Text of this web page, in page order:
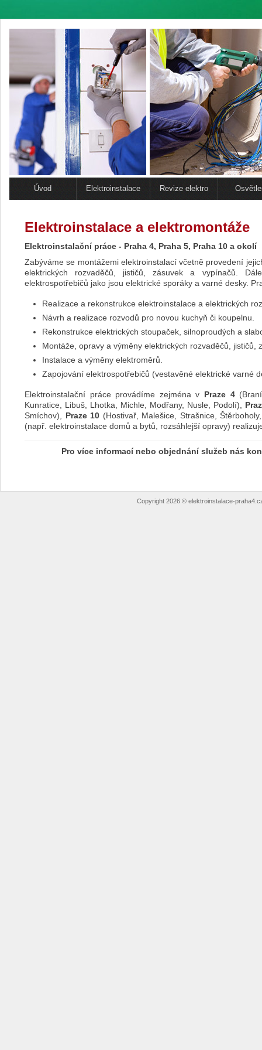
Úvod Elektroinstalace Revize elektro
Elektroinstalace a elektromontáže
Elektroinstalační práce - Praha 4, Praha 5, Praha 10 a okolí
Zabýváme se montážemi elektroinstalací včetně provedení
elektrických rozvaděčů, jističů, zásuvek a vypínačů.
elektrospotřebičů jako jsou elektrické sporáky a varné desky.
Realizace a rekonstrukce elektroinstalace a elektrických
Návrh a realizace rozvodů pro novou kuchyň či koupelnu.
Rekonstrukce elektrických stoupaček, silnoproudých a
Montáže, opravy a výměny elektrických rozvaděčů, jističů,
Instalace a výměny elektroměrů.
Zapojování elektrospotřebičů (vestavěné elektrické varné
Elektroinstalační práce provádíme zejména v Praze 4
Kunratice, Libuš, Lhotka, Michle, Modřany, Nusle, Podolí),
Smíchov), Praze 10 (Hostivař, Malešice, Strašnice,
(např. elektroinstalace domů a bytů, rozsáhlejší opravy)
Pro více informací nebo objednání služeb nás
Copyright 2026 © elektroinstalace-